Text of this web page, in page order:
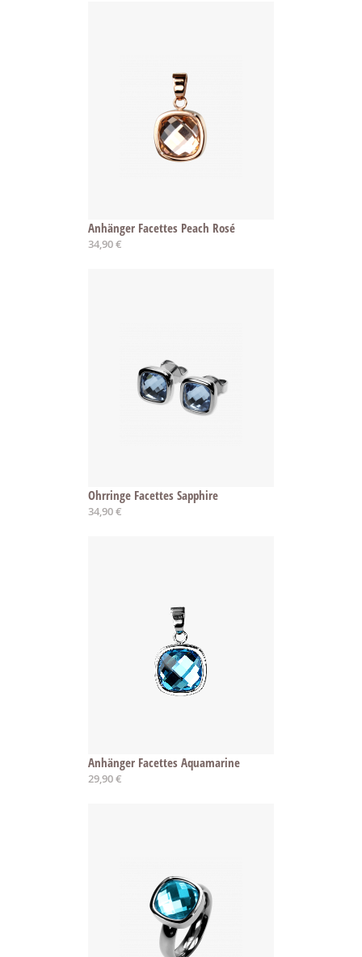
Anhänger Facettes Peach Rosé
34,90 €
Ohrringe Facettes Sapphire
34,90 €
Anhänger Facettes Aquamarine
29,90 €